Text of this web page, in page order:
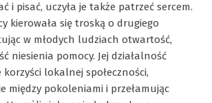
i pisać, uczyła je także patrzeć sercem.
kierowała się troską o drugiego
w młodych ludziach otwartość,
niesienia pomocy. Jej działalność
lokalnej społeczności,
między pokoleniami i przełamując